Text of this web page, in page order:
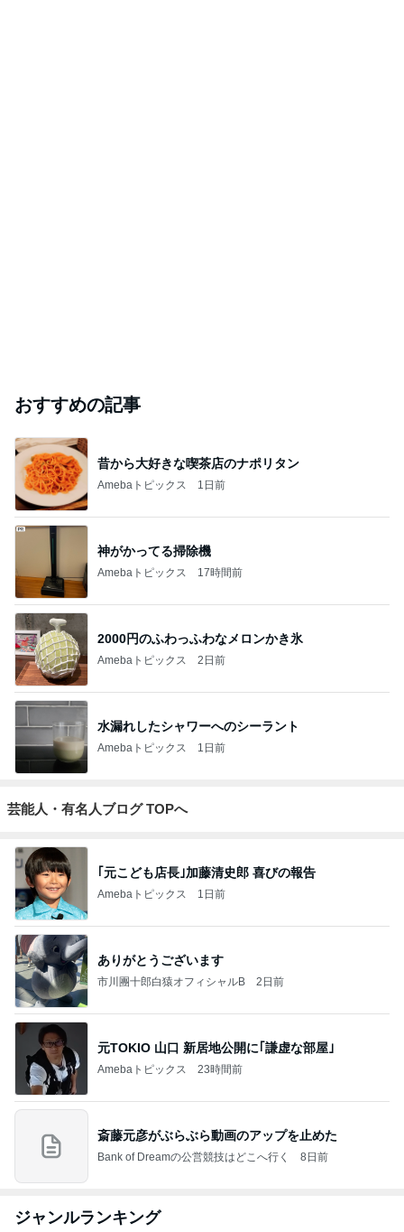
おすすめの記事
昔から大好きな喫茶店のナポリタン
Amebaトピックス 1日前
神がかってる掃除機
Amebaトピックス 17時間前
2000円のふわっふわなメロンかき氷
Amebaトピックス 2日前
水漏れしたシャワーへのシーラント
Amebaトピックス 1日前
芸能人・有名人ブログ TOPへ
｢元こども店長｣加藤清史郎 喜びの報告
Amebaトピックス 1日前
ありがとうございます
市川團十郎白猿オフィシャルB 2日前
元TOKIO 山口 新居地公開に｢謙虚な部屋｣
Amebaトピックス 23時間前
斎藤元彦がぶらぶら動画のアップを止めた
Bank of Dreamの公営競技はどこへ行く 8日前
ジャンルランキング